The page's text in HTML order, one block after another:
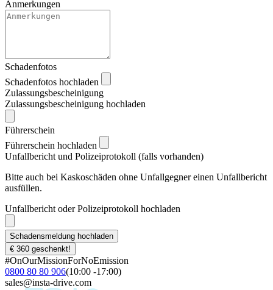
Anmerkungen
Schadenfotos
Schadenfotos hochladen
Zulassungsbescheinigung
Zulassungsbescheinigung hochladen
Führerschein
Führerschein hochladen
Unfallbericht und Polizeiprotokoll (falls vorhanden)
Bitte auch bei Kaskoschäden ohne Unfallgegner einen Unfallbericht
ausfüllen.
Unfallbericht oder Polizeiprotokoll hochladen
Schadensmeldung hochladen
€ 360 geschenkt!
#OnOurMissionForNoEmission
0800 80 80 906(10:00 -17:00)
sales@insta-drive.com